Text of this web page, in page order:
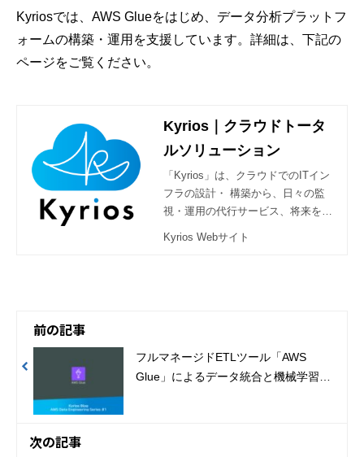
Kyriosでは、AWS Glueをはじめ、データ分析プラットフ
ォームの構築・運用を支援しています。詳細は、下記の
ページをご覧ください。
Kyrios｜クラウドトータ
ルソリューション
「Kyrios」は、クラウドでのITイン
フラの設計・ 構築から、日々の監
視・運用の代行サービス、将来を見
のビジネスを支援するクラウドトー
Kyrios Webサイト
前の記事
フルマネージドETLツール「AWS
Glue」によるデータ統合と機械学習の
次の記事